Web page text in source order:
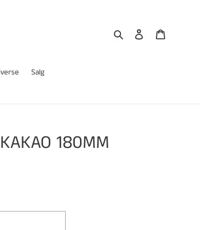
Søk Logg på
Salg
180MM